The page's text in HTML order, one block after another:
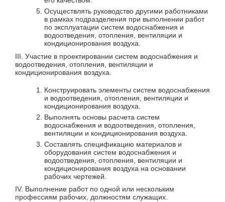
Осуществлять руководство другими работниками
в рамках подразделения при выполнении работ
по эксплуатации систем водоснабжения и
водоотведения, отопления, вентиляции и
кондиционирования воздуха.
III. Участие в проектировании систем водоснабжения и
водоотведения, отопления, вентиляции и
кондиционирования воздуха.
Конструировать элементы систем водоснабжения
и водоотведения, отопления, вентиляции и
кондиционирования воздуха.
Выполнять основы расчета систем
водоснабжения и водоотведения, отопления,
вентиляции и кондиционирования воздуха.
Составлять спецификацию материалов и
оборудования систем водоснабжения и
водоотведения, отопления, вентиляции и
кондиционирования воздуха на основании
рабочих чертежей.
IV. Выполнение работ по одной или нескольким
профессиям рабочих, должностям служащих.